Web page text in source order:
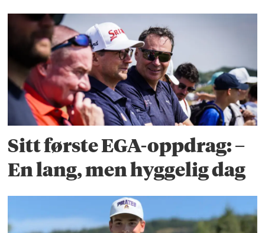
Sitt første EGA-oppdrag: –
En lang, men hyggelig dag